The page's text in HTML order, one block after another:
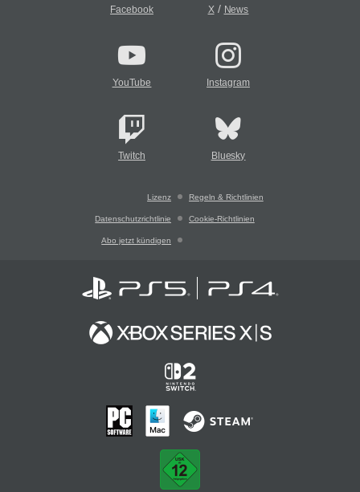
Facebook X/ News
YouTube Instagram
Twitch Bluesky
Lizenz Regeln & Richtlinien
Datenschutzrichtlinie Cookie-Richtlinien
Abo jetzt kündigen